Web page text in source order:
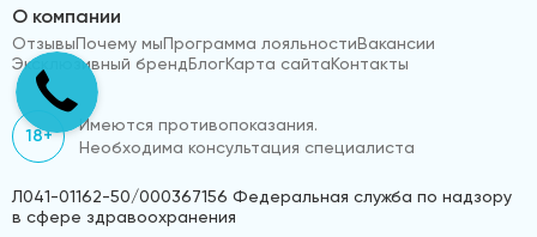
О компании
ОтзывыПочему мыПрограмма лояльностиВакансии
Эксклюзивный брендБлогКарта сайтаКонтакты
18+
Имеются противопоказания.
Необходима консультация специалиста
Л041-01162-50/000367156 Федеральная служба по надзору
в сфере здравоохранения